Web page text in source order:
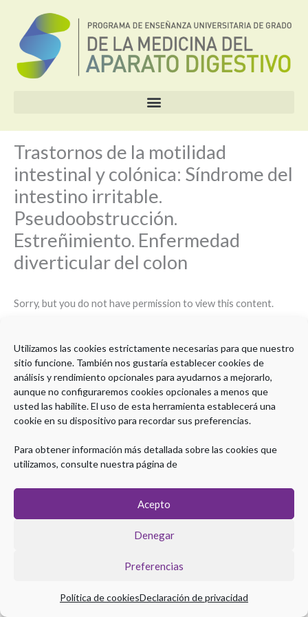
Utilizamos las cookies estrictamente necesarias para que nuestro
sitio funcione. También nos gustaría establecer cookies de
análisis y rendimiento opcionales para ayudarnos a mejorarlo,
aunque no configuraremos cookies opcionales a menos que
usted las habilite. El uso de esta herramienta establecerá una
cookie en su dispositivo para recordar sus preferencias.
Para obtener información más detallada sobre las cookies que
utilizamos, consulte nuestra página de
Acepto
Denegar
Preferencias
Política de cookiesDeclaración de privacidad
contenido
Trastornos de la motilidad
intestinal y colónica: Síndrome del
intestino irritable.
Pseudoobstrucción.
Estreñimiento. Enfermedad
diverticular del colon
Sorry, but you do not have permission to view this content.
Copyright © 2022 Plataforma Grado SEPD
Aviso Legal|Política de Privacidad|Política de Cookies
Organiza
Con el aval científico de